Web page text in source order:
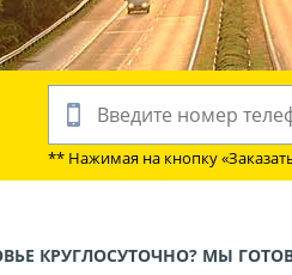
** Нажимая на кнопку
КРУГЛОСУТОЧНО? МЫ